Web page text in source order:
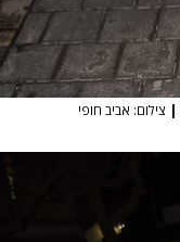
| צילום: אביב חופי